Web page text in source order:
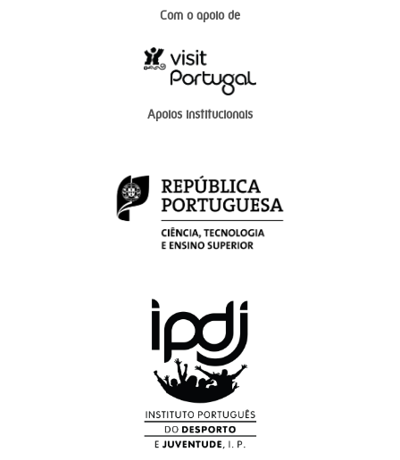
Com o apoio de
Apoios institucionais